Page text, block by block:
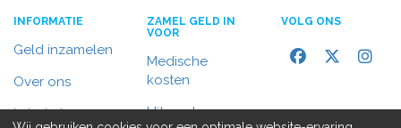
INFORMATIE
Geld inzamelen
Over ons
In het nieuws
ZAMEL GELD IN
VOOR
Medische
kosten
Uitvaart
VOLG ONS